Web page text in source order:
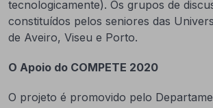
tecnologicamente). Os grupos de
constituídos pelos seniores das
de Aveiro, Viseu e Porto.
O Apoio do COMPETE 2020
O projeto é promovido pelo